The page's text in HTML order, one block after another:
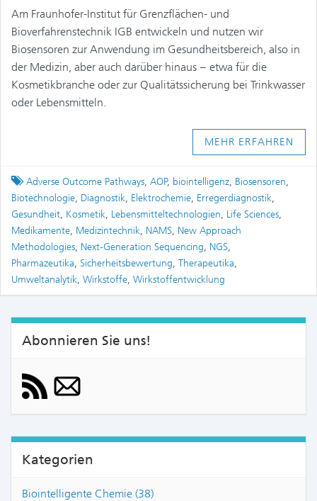
Am Fraunhofer-Institut für Grenzflächen- und
Bioverfahrenstechnik IGB entwickeln und nutzen wir
Biosensoren zur Anwendung im Gesundheitsbereich, also in
der Medizin, aber auch darüber hinaus − etwa für die
Kosmetikbranche oder zur Qualitätssicherung bei Trinkwasser
oder Lebensmitteln.
MEHR ERFAHREN
Tagged
Adverse Outcome Pathways, AOP, biointelligenz, Biosensoren,
Biotechnologie, Diagnostik, Elektrochemie, Erregerdiagnostik,
Gesundheit, Kosmetik, Lebensmitteltechnologien, Life Sciences,
Medikamente, Medizintechnik, NAMS, New Approach
Methodologies, Next-Generation Sequencing, NGS,
Pharmazeutika, Sicherheitsbewertung, Therapeutika,
Umweltanalytik, Wirkstoffe, Wirkstoffentwicklung
Abonnieren Sie uns!
Kategorien
Biointelligente Chemie (38)